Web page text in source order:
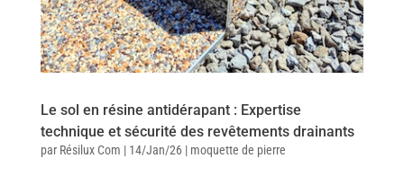
Le sol en résine antidérapant : Expertise
technique et sécurité des revêtements drainants
par Résilux Com | 14/Jan/26| moquette de pierre